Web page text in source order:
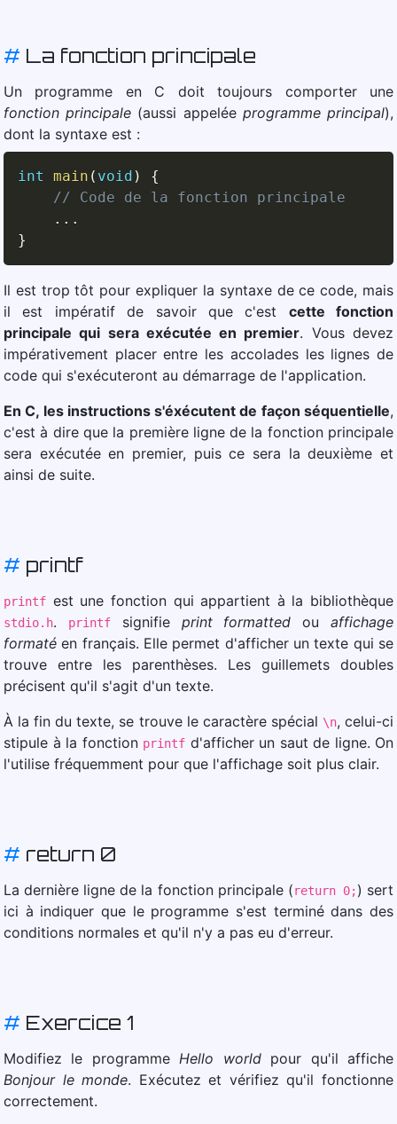
# La fonction principale
Un programme en C doit toujours comporter une
fonction principale (aussi appelée programme principal),
dont la syntaxe est :
int main ( void )
{
// Code de la fonction principale
. . .
}
Il est trop tôt pour expliquer la syntaxe de ce code, mais
il est impératif de savoir que c'est cette fonction
principale qui sera exécutée en premier. Vous devez
impérativement placer entre les accolades les lignes de
code qui s'exécuteront au démarrage de l'application.
En C, les instructions s'éxécutent de façon séquentielle,
c'est à dire que la première ligne de la fonction principale
sera exécutée en premier, puis ce sera la deuxième et
ainsi de suite.
# printf
printf est une fonction qui appartient à la bibliothèque
stdio.h. printfsignifie print formatted ouaffichage
formaté en français. Elle permet d'afficher un texte qui se
trouve entre les parenthèses. Les guillemets doubles
précisent qu'il s'agit d'un texte.
À la fin du texte, se trouve le caractère spécial \n, celui-ci
stipule à la fonction printf d'afficher un saut de ligne. On
l'utilise fréquemment pour que l'affichage soit plus clair.
# return 0
La dernière ligne de la fonction principale (return 0;) sert
ici à indiquer que le programme s'est terminé dans des
conditions normales et qu'il n'y a pas eu d'erreur.
# Exercice 1
Modifiez le programmeHello worldpour qu'il affiche
Bonjour le monde. Exécutez et vérifiez qu'il fonctionne
correctement.